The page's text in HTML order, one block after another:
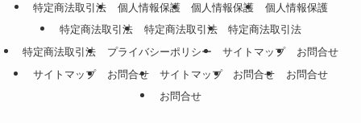
特定商法取引法
個人情報保護 個人情報保護
個人情報保護
特定商法取引法
特定商法取引法
特定商法取引法
特定商法取引法
プライバシーポリシー サイトマップ
お問合せ
サイトマップ
お問合せ サイトマップ お問合せ
お問合せ
お問合せ